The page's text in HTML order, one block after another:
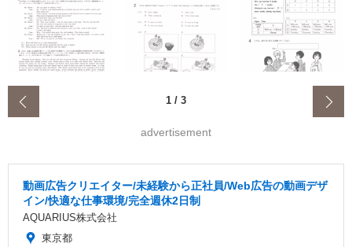
1 / 3
advertisement
動画広告クリエイター/未経験から正社員/Web広告の動画デザ
イン/快適な仕事環境/完全週休2日制
AQUARIUS株式会社
東京都